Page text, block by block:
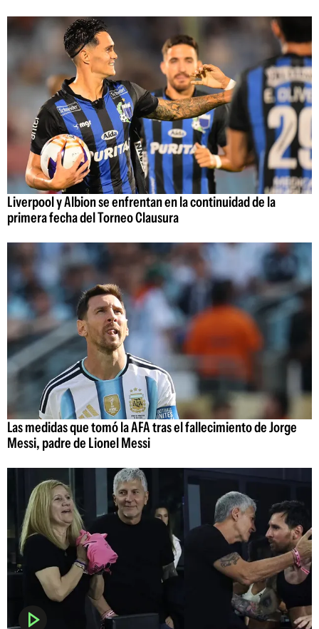
Liverpool y Albion se enfrentan en la continuidad de la
primera fecha del Torneo Clausura
Las medidas que tomó la AFA tras el fallecimiento de Jorge
Messi, padre de Lionel Messi